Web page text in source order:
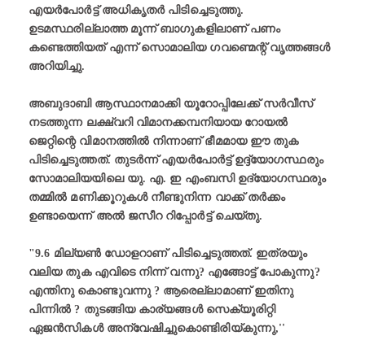
എയര്‍പോര്‍ട്ട് അധികൃതര്‍ പിടിച്ചെടുത്തു.
ഉടമസ്ഥരില്ലാത്ത മൂന്ന് ബാഗുകളിലാണ് പണം
കണ്ടെത്തിയത് എന്ന് സൊമാലിയ ഗവണ്മെന്റ് വൃത്തങ്ങൾ
അറിയിച്ചു.
അബുദാബി ആസ്ഥാനമാക്കി യൂറോപ്പിലേക്ക് സർവീസ്
നടത്തുന്ന ലക്ഷ്വറി വിമാനക്കമ്പനിയായ റോയൽ
ജെറ്റിന്റെ വിമാനത്തിൽ നിന്നാണ് ഭീമമായ ഈ തുക
പിടിച്ചെടുത്തത്. തുടർന്ന് എയർപോർട്ട് ഉദ്ദ്യോഗസ്ഥരും
സോമാലിയയിലെ യു. എ. ഇ എംബസി ഉദ്യോഗസ്ഥരും
തമ്മിൽ മണിക്കൂറുകൾ നീണ്ടുനിന്ന വാക്ക് തർക്കം
ഉണ്ടായെന്ന് അൽ ജസീറ റിപ്പോർട്ട് ചെയ്തു.
"9.6 മില്യൺ ഡോളറാണ് പിടിച്ചെടുത്തത്. ഇത്രയും
വലിയ തുക എവിടെ നിന്ന് വന്നു? എങ്ങോട്ട് പോകുന്നു?
എന്തിനു കൊണ്ടുവന്നു ? ആരെല്ലാമാണ് ഇതിനു
പിന്നിൽ ? തുടങ്ങിയ കാര്യങ്ങൾ സെക്യൂരിറ്റി
ഏജൻസികൾ അന്വേഷിച്ചുകൊണ്ടിരിയ്കുന്നു,''